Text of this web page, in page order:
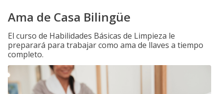
Ama de Casa Bilingüe
El curso de Habilidades Básicas de Limpieza le
preparará para trabajar como ama de llaves a tiempo
completo.